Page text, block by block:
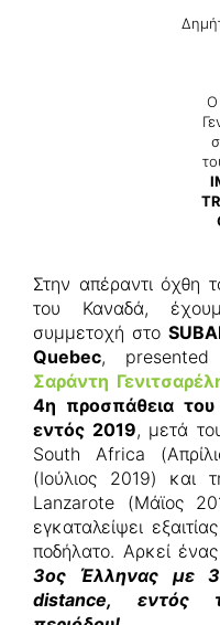
Ο
Στην απέραντι όχθη
του Καναδά,
συμμετοχή στο
Quebec,
Σαράντη
4η προσπάθεια
εντός 2019, μετά
South Africa
(Ιούλιος 2019) και
Lanzarote (Μάϊος
εγκαταλείψει
ποδήλατο. Αρκεί
3ος Έλληνας με 3
distance, εντός